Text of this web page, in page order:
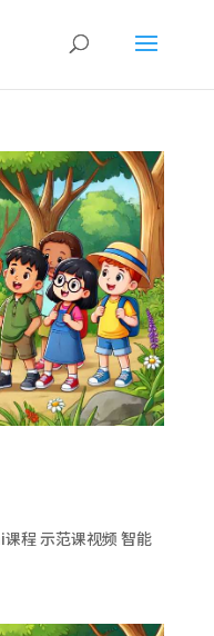
程 示范课视频 智能